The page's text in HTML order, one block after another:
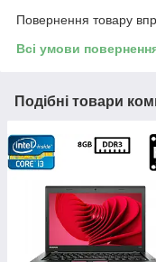
Повернення товару
Всі умови
Подібні товари